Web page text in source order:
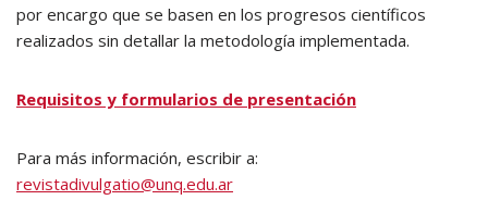
por encargo que se basen en los progresos científicos
realizados sin detallar la metodología implementada.
Requisitos y formularios de presentación
Para más información, escribir a:
revistadivulgatio@unq.edu.ar